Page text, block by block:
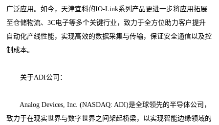
广泛应用。如今，天津宜科的IO-Link系列产品更进一步将应用拓展
至仓储物流、3C电子等多个关键行业，致力于全方位助力客户提升
自动化产线性能，实现高效的数据采集与传输，保证安全通信以及控
制成本。
关于ADI公司：
Analog Devices, Inc. (NASDAQ: ADI)是全球领先的半导体公司，
致力于在现实世界与数字世界之间架起桥梁，以实现智能边缘领域的